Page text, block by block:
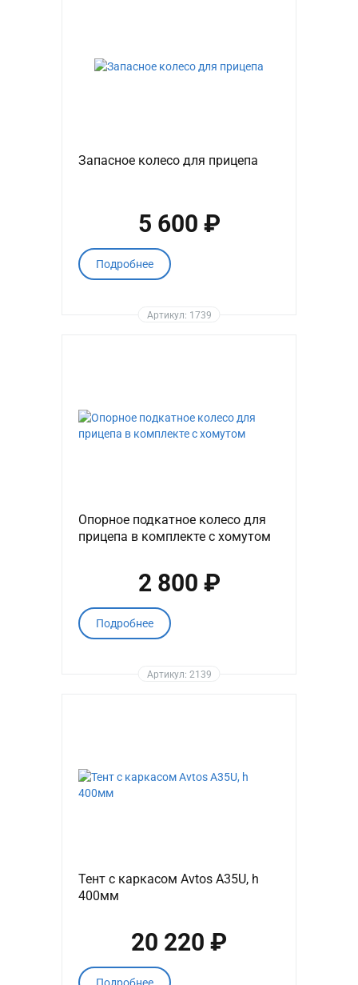
Запасное колесо для прицепа
5 600 ₽
Подробнее
Артикул: 1739
Опорное подкатное колесо для
прицепа в комплекте с хомутом
2 800 ₽
Подробнее
Артикул: 2139
Тент с каркасом Avtos A35U, h
400мм
20 220 ₽